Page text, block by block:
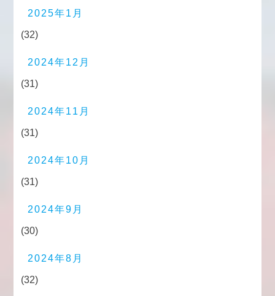
2025年1月
(32)
2024年12月
(31)
2024年11月
(31)
2024年10月
(31)
2024年9月
(30)
2024年8月
(32)